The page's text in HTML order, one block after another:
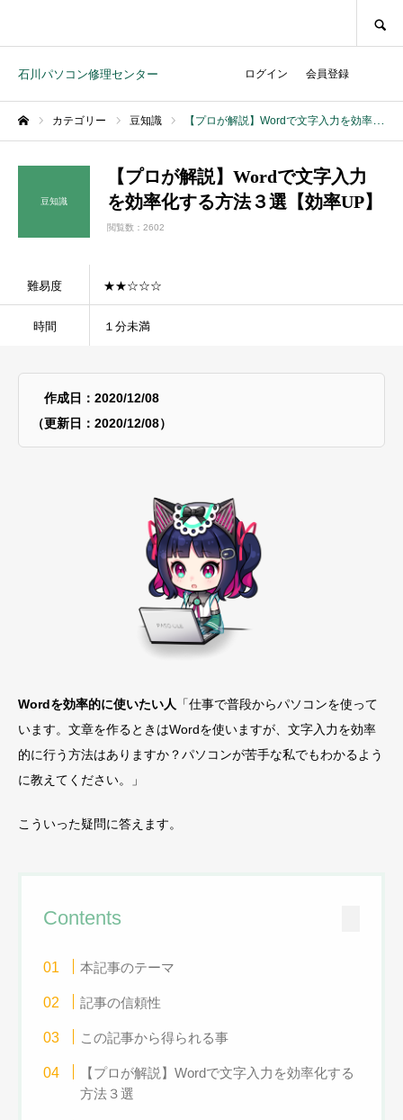
石川パソコン修理センター ログイン 会員登録
カテゴリー 豆知識 【プロが解説】Wordで文字入力を効率化する方法３選【効率UP】
豆知識
【プロが解説】Wordで文字入力
を効率化する方法３選【効率UP】
閲覧数：2602
難易度 ★★☆☆☆
時間 １分未満
作成日：2020/12/08
（更新日：2020/12/08）
Wordを効率的に使いたい人 「仕事で普段からパソコンを使って
います。文章を作るときはWordを使いますが、文字入力を効率
的に行う方法はありますか？パソコンが苦手な私でもわかるよう
に教えてください。」
こういった疑問に答えます。
Contents
本記事のテーマ
記事の信頼性
この記事から得られる事
【プロが解説】Wordで文字入力を効率化する
方法３選